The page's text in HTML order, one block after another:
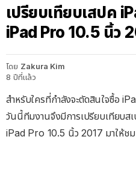
เปรียบเทียบเสปค
iPad Pro 10.5 นิ้ว
โดย Zakura Kim
8 ปีที่แล้ว
สำหรับใครที่กำลังจะตัดสินใจซื้อ
วันนี้ทีมงานจึงมีการเปรียบเทียบ
iPad Pro 10.5 นิ้ว 2017 มาให้ช